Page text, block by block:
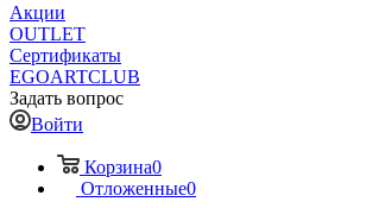
Акции
OUTLET
Сертификаты
EGOARTCLUB
Задать вопрос
Войти
Корзина0
Отложенные0